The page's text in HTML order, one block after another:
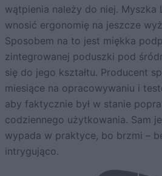
wątpienia należy do niej. Myszka
wnosić ergonomię na jeszcze
Sposobem na to jest miękka
zintegrowanej poduszki pod
się do jego kształtu. Producent
miesiące na opracowywaniu i
aby faktycznie był w stanie
codziennego użytkowania. Sam
wypada w praktyce, bo brzmi –
intrygująco.